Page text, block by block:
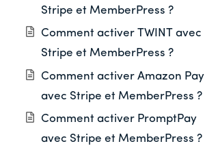
Stripe et MemberPress ?
Comment activer TWINT avec
Stripe et MemberPress ?
Comment activer Amazon Pay
avec Stripe et MemberPress ?
Comment activer PromptPay
avec Stripe et MemberPress ?